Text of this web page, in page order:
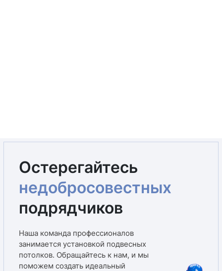
Остерегайтесь
недобросовестных
подрядчиков
Наша команда профессионалов
занимается установкой подвесных
потолков. Обращайтесь к нам, и мы
поможем создать идеальный